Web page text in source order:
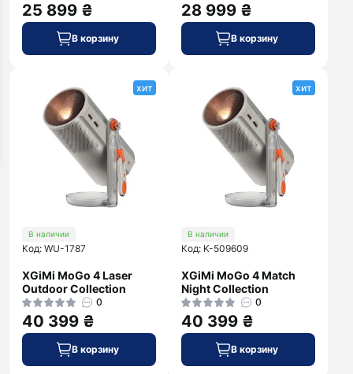
25 899 ₴
В корзину
28 999 ₴
В корзину
хит
В наличии
Код: WU-1787
XGiMi MoGo 4 Laser
Outdoor Collection
0
40 399 ₴
В корзину
хит
В наличии
Код: K-509609
XGiMi MoGo 4 Match
Night Collection
0
40 399 ₴
В корзину